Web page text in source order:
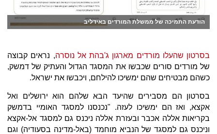
הודעת התמיכה של ממשלת המורדים באידליב
בסרטון שהעלו מורדים מארגון ג'בהת אל נוסרה, נראים קבוצה
של מורדים סורים שכבשו את המסגד הגדול והעתיק של דמשק,
כשהם מבטיחים שהם ימשיכו להילחם, ויכבשו את ישראל.
בסרטון הם מסבירים שהיעד הבא שלהם הוא ירושלים ואל
אקצא, ואז הם ימשיכו לעזה. "נכנסנו למסגד האומיי בדמשק
בקריאות אללה אכבר ובעזרת אללה ניכנס גם למסגד אל-אקצא
וניכנס גם למסגד של הנביא מוחמד (באל-מדינה בסעודיה) וגם